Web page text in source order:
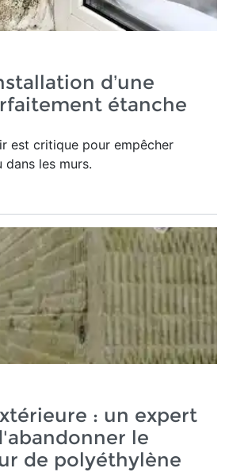
d’une
étanche
est critique pour empêcher
les murs.
: un expert
le
de polyéthylène